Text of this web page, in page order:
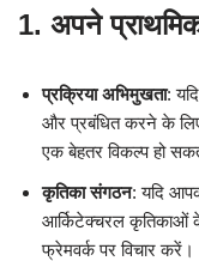
1. अपने प्राथमिक
प्रक्रिया अभिमुखता:
और प्रबंधित करने के
एक बेहतर विकल्प हो
कृतिका संगठन: यदि
आर्किटेक्चरल कृतिकाओं
फ्रेमवर्क पर विचार करें।